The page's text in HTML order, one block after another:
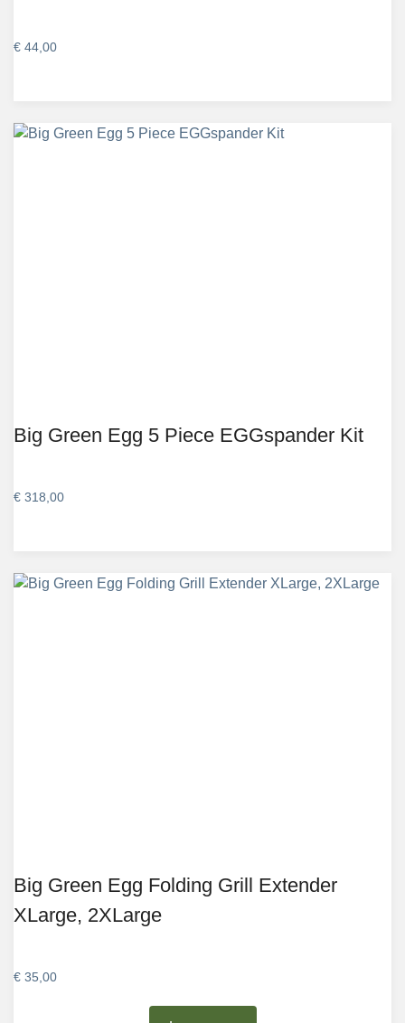
€ 44,00
Big Green Egg 5 Piece EGGspander Kit
€ 318,00
Big Green Egg Folding Grill Extender
XLarge, 2XLarge
€ 35,00